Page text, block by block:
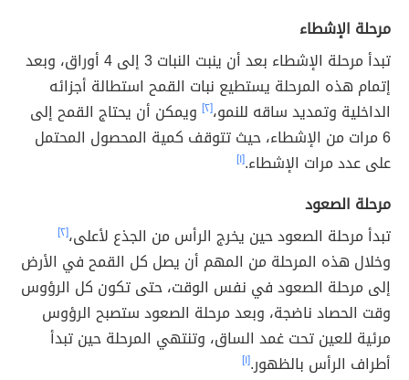
مرحلة الإشطاء
تبدأ مرحلة الإشطاء بعد أن ينبت النبات 3 إلى 4 أوراق، وبعد
إتمام هذه المرحلة يستطيع نبات القمح استطالة أجزائه
الداخلية وتمديد ساقه للنمو،[٢]
ويمكن أن يحتاج القمح إلى
6 مرات من الإشطاء، حيث تتوقف كمية المحصول المحتمل
على عدد مرات الإشطاء.[١]
مرحلة الصعود
تبدأ مرحلة الصعود حين يخرج الرأس من الجذع لأعلى،[٢]
وخلال هذه المرحلة من المهم أن يصل كل القمح في الأرض
إلى مرحلة الصعود في نفس الوقت، حتى تكون كل الرؤوس
وقت الحصاد ناضجة، وبعد مرحلة الصعود ستصبح الرؤوس
مرئية للعين تحت غمد الساق، وتنتهي المرحلة حين تبدأ
أطراف الرأس بالظهور.[١]